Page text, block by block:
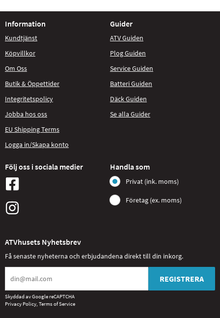
Information
Kundtjänst
Köpvillkor
Om Oss
Butik & Öppettider
Integritetspolicy
Jobba hos oss
EU Shipping Terms
Logga in/Skapa konto
Guider
ATV Guiden
Plog Guiden
Service Guiden
Batteri Guiden
Däck Guiden
Se alla Guider
Följ oss i sociala medier Handla som
Privat (ink. moms)
Företag (ex. moms)
ATVhusets Nyhetsbrev
Få senaste nyheterna och erbjudandena direkt till din inkorg.
REGISTRERA
Skyddad av Google reCAPTCHA
Privacy Policy, Terms of Service